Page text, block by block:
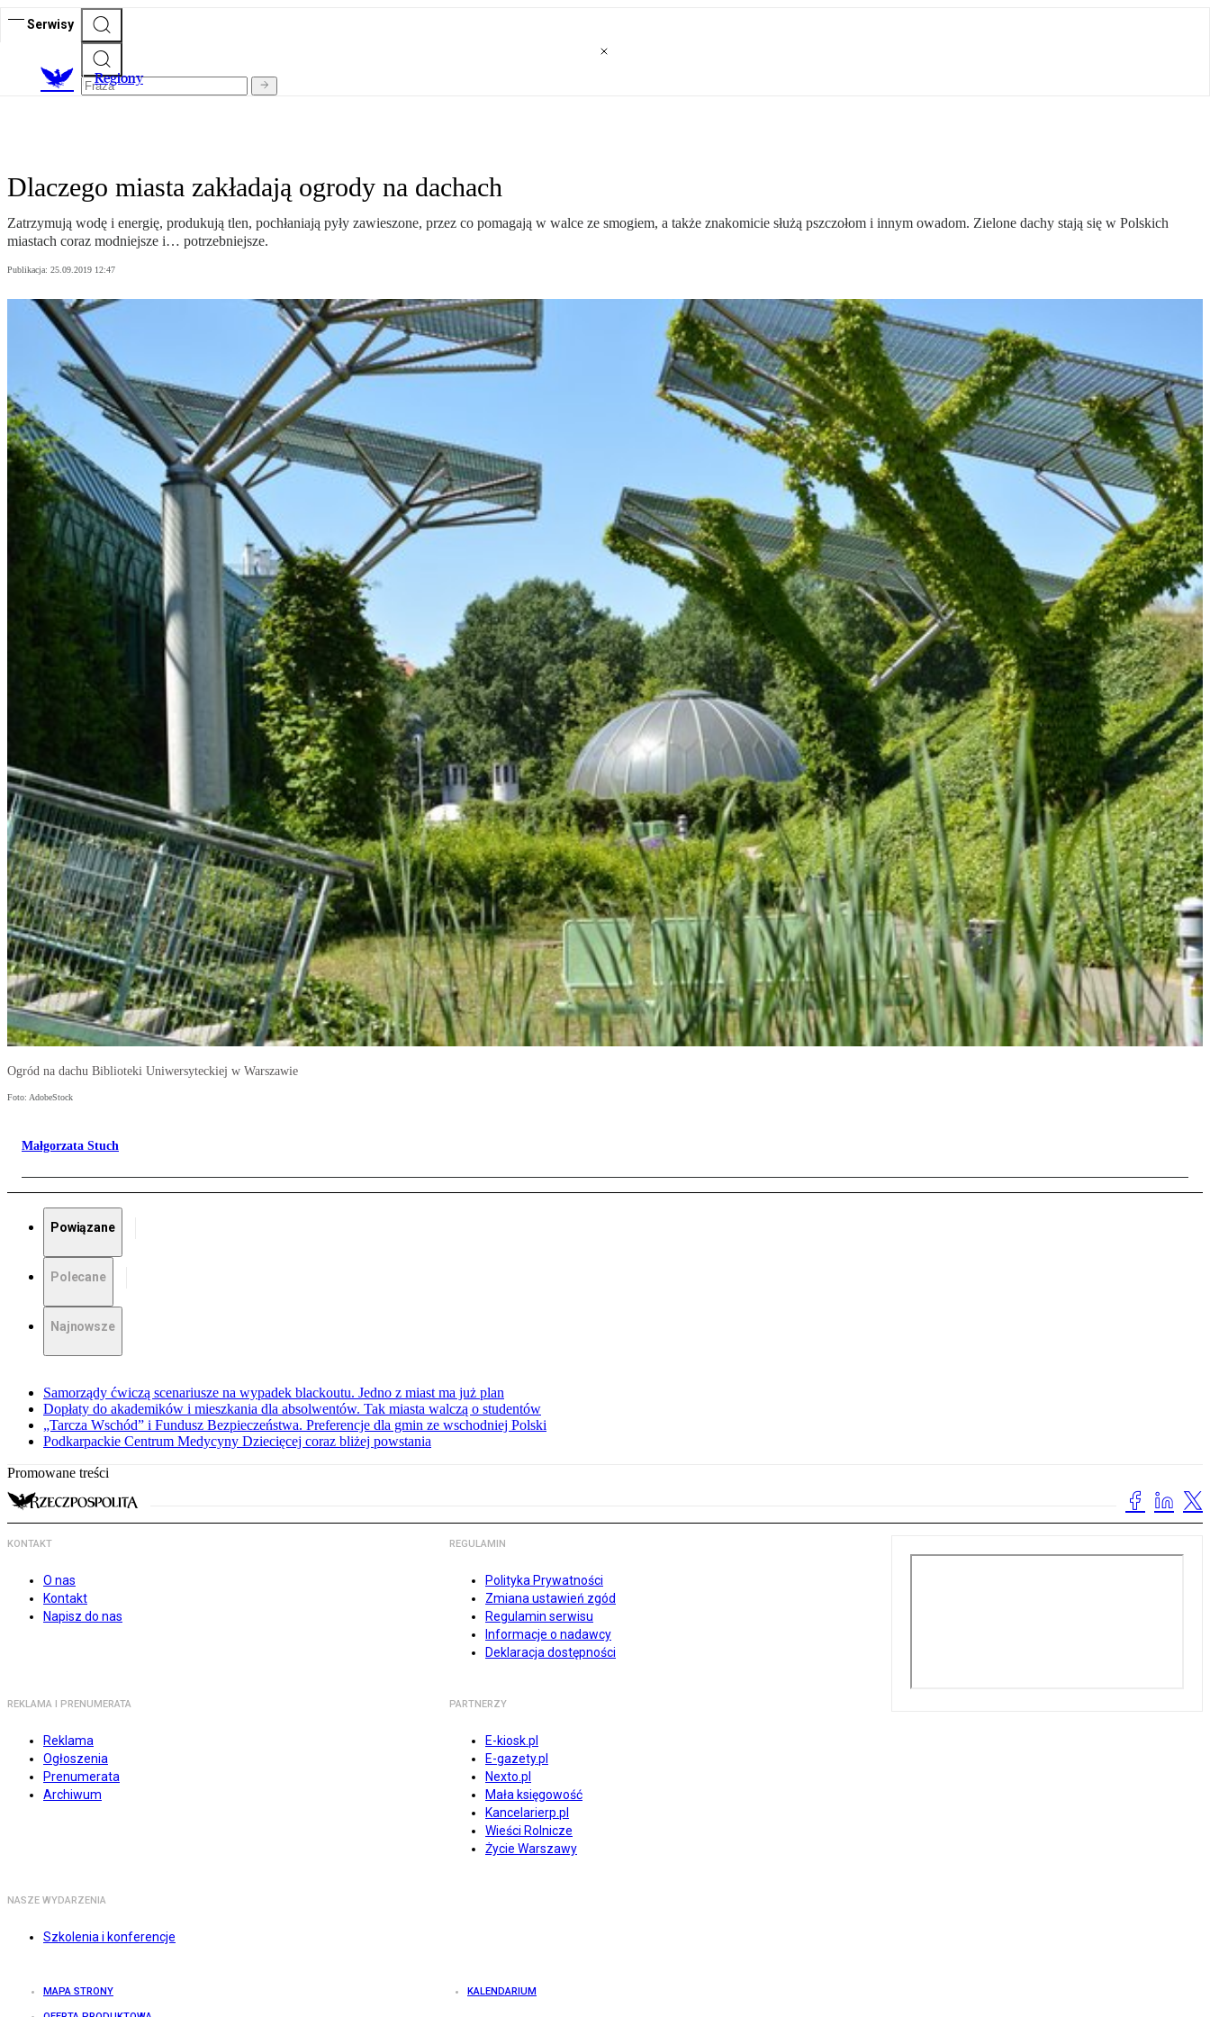
Serwisy
Regiony
Dlaczego miasta zakładają ogrody na dachach
Zatrzymują wodę i energię, produkują tlen, pochłaniają pyły zawieszone, przez co pomagają w walce ze smogiem, a także znakomicie służą pszczołom i innym owadom. Zielone dachy stają się w Polskich
miastach coraz modniejsze i… potrzebniejsze.
Publikacja: 25.09.2019 12:47
Ogród na dachu Biblioteki Uniwersyteckiej w Warszawie
Foto: AdobeStock
Małgorzata Stuch
Powiązane
Polecane
Najnowsze
Samorządy ćwiczą scenariusze na wypadek blackoutu. Jedno z miast ma już plan
Dopłaty do akademików i mieszkania dla absolwentów. Tak miasta walczą o studentów
„Tarcza Wschód” i Fundusz Bezpieczeństwa. Preferencje dla gmin ze wschodniej Polski
Podkarpackie Centrum Medycyny Dziecięcej coraz bliżej powstania
Promowane treści
KONTAKT
O nas
Kontakt
Napisz do nas
REGULAMIN
Polityka Prywatności
Zmiana ustawień zgód
Regulamin serwisu
Informacje o nadawcy
Deklaracja dostępności
REKLAMA I PRENUMERATA
Reklama
Ogłoszenia
Prenumerata
Archiwum
PARTNERZY
E-kiosk.pl
E-gazety.pl
Nexto.pl
Mała księgowość
Kancelarierp.pl
Wieści Rolnicze
Życie Warszawy
NASZE WYDARZENIA
Szkolenia i konferencje
MAPA STRONY KALENDARIUM